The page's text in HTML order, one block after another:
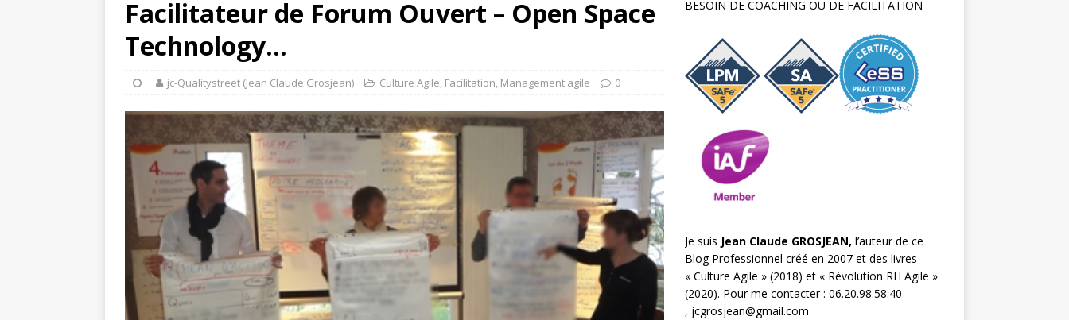
Facilitateur de Forum Ouvert – Open Space
Technology…
jc-Qualitystreet (Jean Claude Grosjean) Culture Agile, Facilitation, Management agile 0
BESOIN DE COACHING OU DE FACILITATION
Je suis Jean Claude GROSJEAN, l’auteur de ce
Blog Professionnel créé en 2007 et des livres
« Culture Agile » (2018) et « Révolution RH Agile »
(2020). Pour me contacter : 06.20.98.58.40
, jcgrosjean@gmail.com